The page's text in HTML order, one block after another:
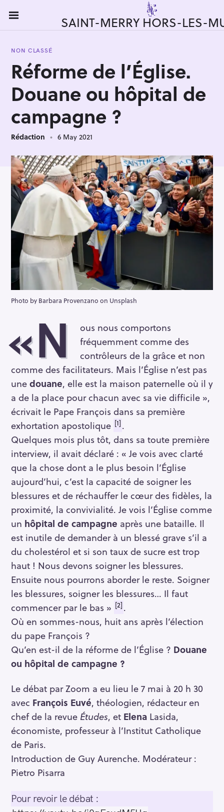
i
SAINT-MERRY HORS-LES-
NON CLASSÉ
Réforme de l’Église.
Douane ou hôpital de
campagne ?
Rédaction 6 May 2021
Photo by Barbara Provenzano on Unsplash
«N
ous nous comportons
fréquemment comme des
contrôleurs de la grâce et non
comme des facilitateurs. Mais l’Église n’est pas
unedouane, elle est la maison paternelle où il y
a de la place pour chacun avec sa vie difficile »,
écrivait le Pape François dans sa première
exhortation apostolique [1] .
Quelques mois plus tôt, dans sa toute première
interview, il avait déclaré : « Je vois avec clarté
que la chose dont a le plus besoin l’Église
aujourd’hui, c’est la capacité de soigner les
blessures et de réchauffer le cœur des fidèles, la
proximité, la convivialité. Je vois l’Église comme
un hôpital de campagne après une bataille. Il
est inutile de demander à un blessé grave s’il a
du cholestérol et si son taux de sucre est trop
haut ! Nous devons soigner les blessures.
Ensuite nous pourrons aborder le reste. Soigner
les blessures, soigner les blessures… Il faut
commencer par le bas » [2] .
Où en sommes-nous, huit ans après l’élection
du pape François ?
Qu’en est-il de la réforme de l’Église ? Douane
ou hôpital de campagne ?
Le débat par Zoom a eu lieu le 7 mai à 20 h 30
avec François Euvé, théologien, rédacteur en
chef de la revue Études, et Elena Lasida,
économiste, professeur à l’Institut Catholique
de Paris.
Introduction de Guy Aurenche. Modérateur :
Pietro Pisarra
Pour revoir le débat :